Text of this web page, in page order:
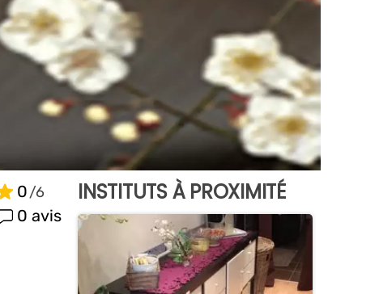
0
0 avis
INSTITUTS À PROXIMITÉ